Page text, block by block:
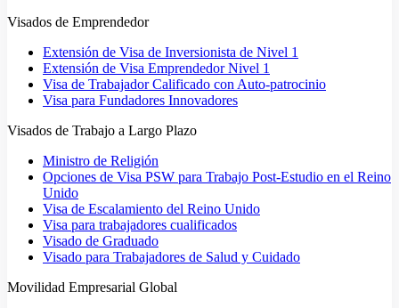
Visados de Emprendedor
Extensión de Visa de Inversionista de Nivel 1
Extensión de Visa Emprendedor Nivel 1
Visa de Trabajador Calificado con Auto-patrocinio
Visa para Fundadores Innovadores
Visados de Trabajo a Largo Plazo
Ministro de Religión
Opciones de Visa PSW para Trabajo Post-Estudio en el Reino
Unido
Visa de Escalamiento del Reino Unido
Visa para trabajadores cualificados
Visado de Graduado
Visado para Trabajadores de Salud y Cuidado
Movilidad Empresarial Global